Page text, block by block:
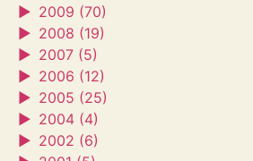
► 2009 (70)
► 2008 (19)
► 2007 (5)
► 2006 (12)
► 2005 (25)
► 2004 (4)
► 2002 (6)